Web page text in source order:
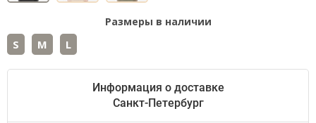
Размеры в наличии
S M L
Информация о доставке
Санкт-Петербург